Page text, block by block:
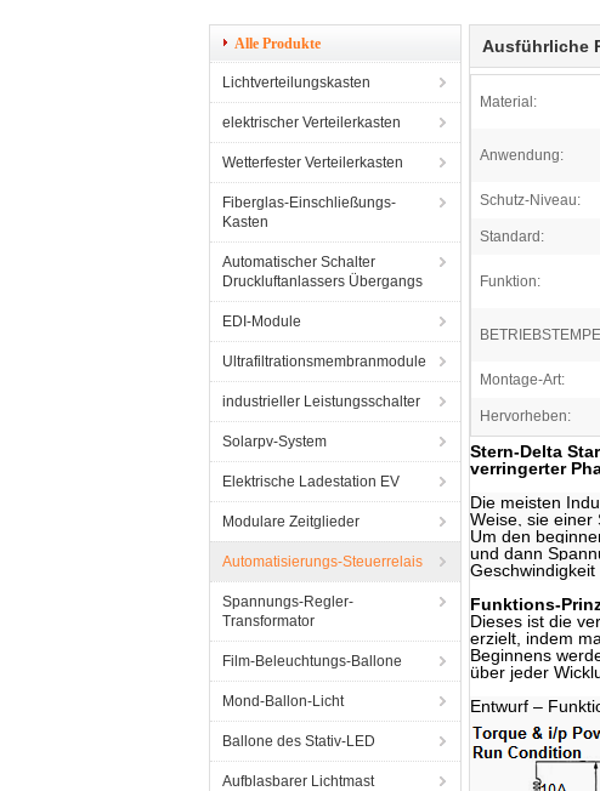
Alle Produkte
Lichtverteilungskasten
elektrischer Verteilerkasten
Wetterfester Verteilerkasten
Fiberglas-Einschließungs-
Kasten
Automatischer Schalter
Druckluftanlassers Übergangs
EDI-Module
Ultrafiltrationsmembranmodule
industrieller Leistungsschalter
Solarpv-System
Elektrische Ladestation EV
Modulare Zeitglieder
Automatisierungs-Steuerrelais
Spannungs-Regler-
Transformator
Film-Beleuchtungs-Ballone
Mond-Ballon-Licht
Ballone des Stativ-LED
Aufblasbarer Lichtmast
Ausführliche
Material:
Anwendung:
Schutz-Niveau:
Standard:
Funktion:
Montage-Art:
Hervorheben:
Stern-Delta
verringerter
Die meisten
Weise, sie einer
Um den
und dann
Geschwindigkeit
Funktions-
Dieses ist die
erzielt, indem
Beginnens
über jeder
Entwurf –